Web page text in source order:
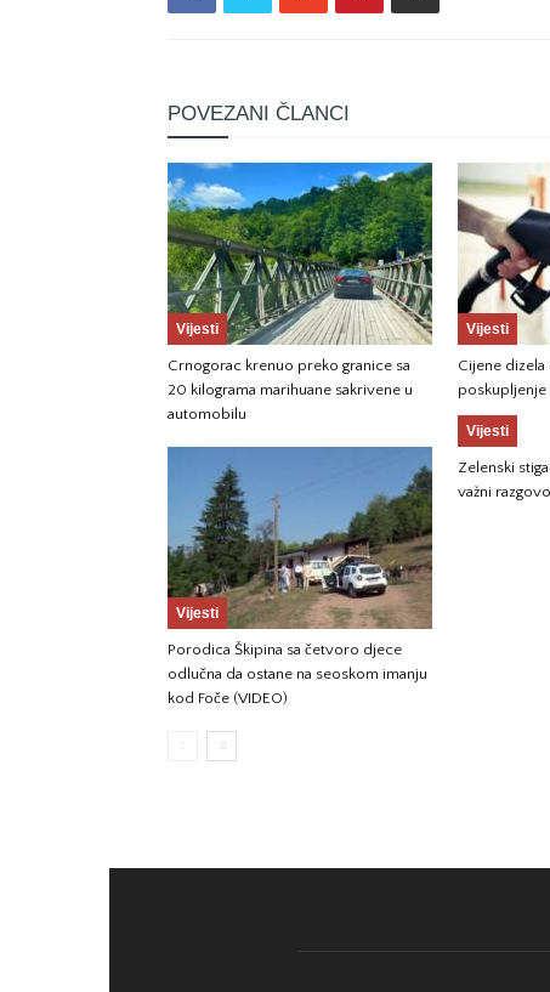
POVEZANI ČLANCI
Vijesti
Crnogorac krenuo preko granice sa
20 kilograma marihuane sakrivene u
automobilu
Vijesti
Cijene
poskupljenje
Vijesti
Porodica Škipina sa četvoro djece
odlučna da ostane na seoskom imanju
kod Foče (VIDEO)
Vijesti
Zelenski
važni